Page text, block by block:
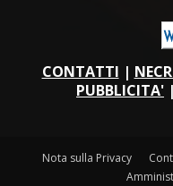
CONTATTI |
PUBBLICITA' |
Nota sulla Privacy